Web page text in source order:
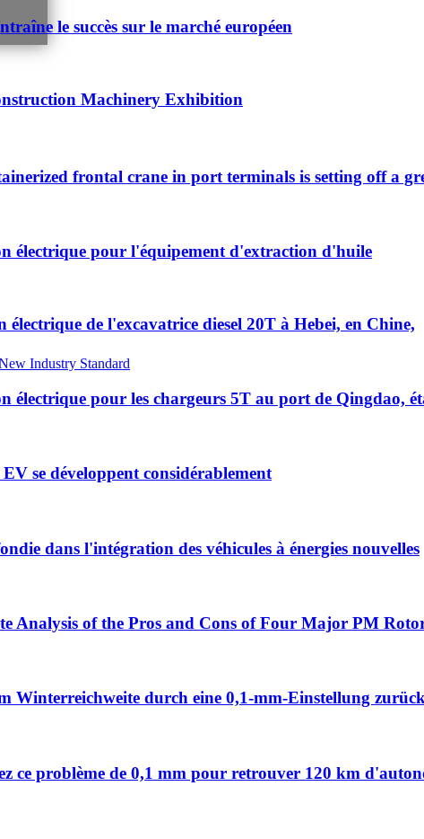
le succès sur le marché européen
Machinery Exhibition
frontal crane in port terminals is setting off a
électrique pour l'équipement d'extraction d'huile
de l'excavatrice diesel 20T à Hebei, en Chine,
électrique pour les chargeurs 5T au port de Qingdao,
se développent considérablement
dans l'intégration des véhicules à énergies nouvelles
Analysis of the Pros and Cons of Four Major PM
Winterreichweite durch eine 0,1-mm-Einstellung
ce problème de 0,1 mm pour retrouver 120 km